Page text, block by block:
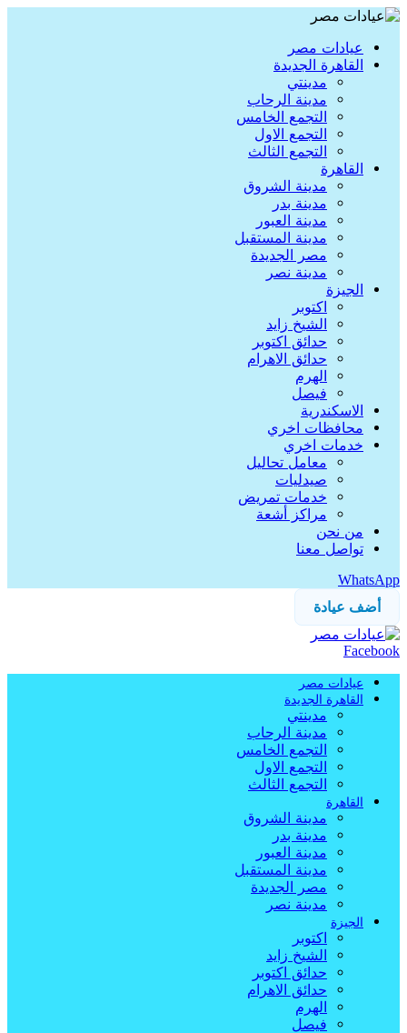
عيادات مصر
القاهرة الجديدة
مدينتي
مدينة الرحاب
التجمع الخامس
التجمع الاول
التجمع الثالث
القاهرة
مدينة الشروق
مدينة بدر
مدينة العبور
مدينة المستقبل
مصر الجديدة
مدينة نصر
الجيزة
اكتوبر
الشيخ زايد
حدائق اكتوبر
حدائق الاهرام
الهرم
فيصل
الاسكندرية
محافظات اخري
خدمات اخري
معامل تحاليل
صيدليات
خدمات تمريض
مراكز أشعة
من نحن
تواصل معنا
WhatsApp
أضف عيادة
Facebook
عيادات مصر
القاهرة الجديدة
مدينتي
مدينة الرحاب
التجمع الخامس
التجمع الاول
التجمع الثالث
القاهرة
مدينة الشروق
مدينة بدر
مدينة العبور
مدينة المستقبل
مصر الجديدة
مدينة نصر
الجيزة
اكتوبر
الشيخ زايد
حدائق اكتوبر
حدائق الاهرام
الهرم
فيصل